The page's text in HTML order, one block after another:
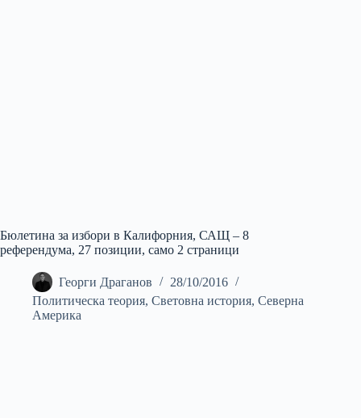
Бюлетина за избори в Калифорния, САЩ – 8
референдума, 27 позиции, само 2 страници
Георги Драганов
28/10/2016
Политическа теория, Световна история, Северна
Америка